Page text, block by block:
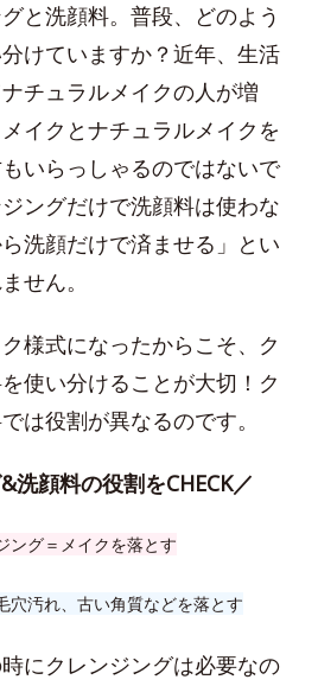
と洗顔料。普段、どのよう
けていますか？近年、生活
チュラルメイクの人が増
イクとナチュラルメイクを
いらっしゃるのではないで
ングだけで洗顔料は使わな
洗顔だけで済ませる」とい
せん。
様式になったからこそ、ク
使い分けることが大切！ク
は役割が異なるのです。
洗顔料の役割をCHECK／
ング＝メイクを落とす
穴汚れ、古い角質などを落とす
にクレンジングは必要なの